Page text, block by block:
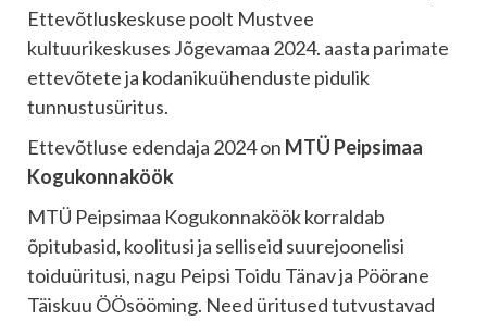
Ettevõtluskeskuse poolt Mustvee
kultuurikeskuses Jõgevamaa 2024. aasta parimate
ettevõtete ja kodanikuühenduste pidulik
tunnustusüritus.
Ettevõtluse edendaja 2024 on MTÜ Peipsimaa
Kogukonnaköök
MTÜ Peipsimaa Kogukonnaköök korraldab
õpitubasid, koolitusi ja selliseid suurejoonelisi
toiduüritusi, nagu Peipsi Toidu Tänav ja Pöörane
Täiskuu ÖÖsööming. Need üritused tutvustavad